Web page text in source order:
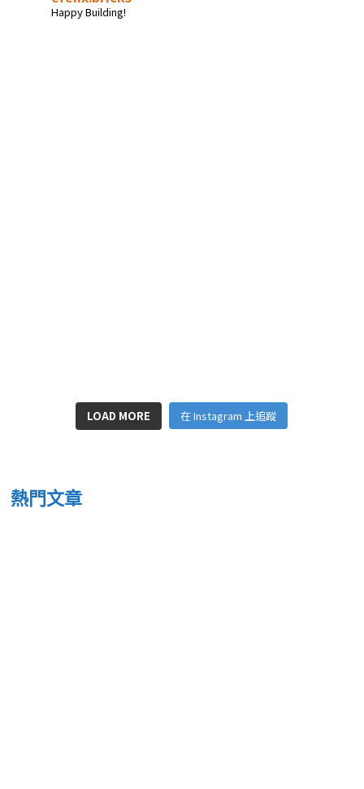
Happy Building!
LOAD MORE 在 Instagram 上追蹤
熱門文章